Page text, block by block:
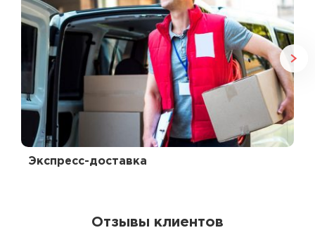
Экспресс-доставка
Отзывы клиентов